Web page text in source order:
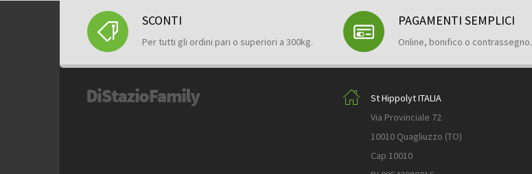
SCONTI
Per tutti gli ordini pari o superiori a 300kg.
PAGAMENTI SEMPLICI
Online, bonifico o contrassegno.
St Hippolyt ITALIA
Via Provinciale 72
10010 Quagliuzzo (TO)
Cap 10010